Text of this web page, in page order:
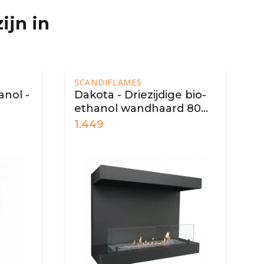
in
-
SCANDIFLAMES
Dakota - Driezijdige bio-
ethanol wandhaard 80
cm - Zwart
1.449